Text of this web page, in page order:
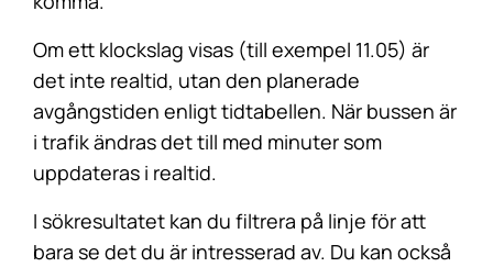
Om ett klockslag visas (till exempel 11.05) är
det inte realtid, utan den planerade
avgångstiden enligt tidtabellen. När bussen är
i trafik ändras det till med minuter som
uppdateras i realtid.
I sökresultatet kan du filtrera på linje för att
bara se det du är intresserad av. Du kan också